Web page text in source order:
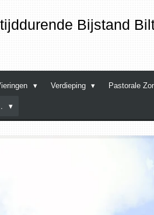
Bijstand
Verdieping Pastorale